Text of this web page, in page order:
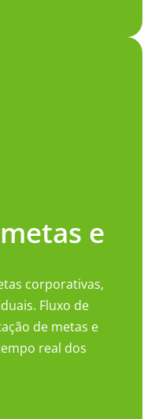
e
corporativas,
Fluxo de
de metas e
real dos